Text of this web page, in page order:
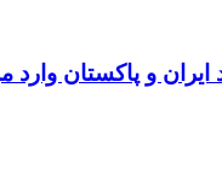
ایران و پاکستان